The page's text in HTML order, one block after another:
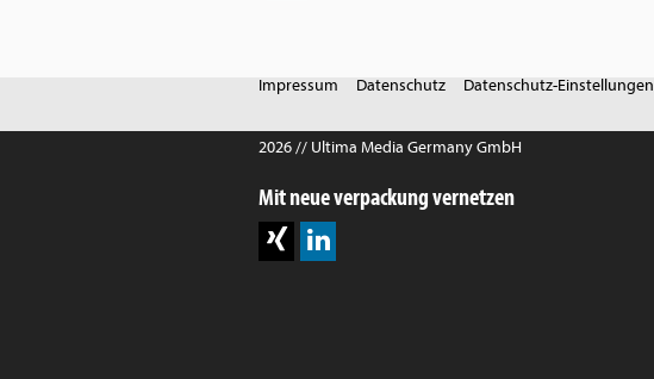
Impressum Datenschutz Datenschutz-Einstellungen
2026 // Ultima Media Germany GmbH
Mit neue verpackung vernetzen